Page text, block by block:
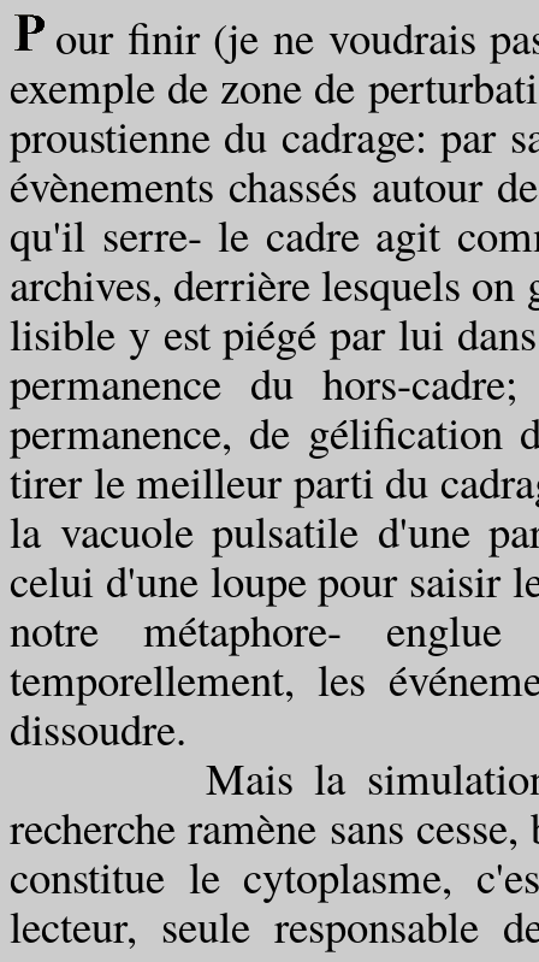
our finir (je ne voudrais
exemple de zone de
proustienne du cadrage: par
évènements chassés autour
qu'il serre- le cadre agit
archives, derrière lesquels
lisible y est piégé par lui
permanence du hors-
permanence, de gélification
tirer le meilleur parti du
la vacuole pulsatile d'une
celui d'une loupe pour saisir
notre métaphore-
temporellement, les
dissoudre.
Mais la simulation
recherche ramène sans
constitue le cytoplasme,
lecteur, seule responsable